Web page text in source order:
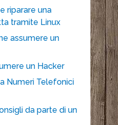
riparare una
tramite Linux
assumere un
un Hacker
Numeri Telefonici
da parte di un